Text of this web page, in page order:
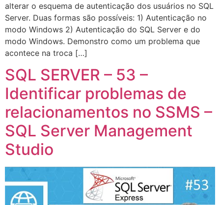
alterar o esquema de autenticação dos usuários no SQL
Server. Duas formas são possíveis: 1) Autenticação no
modo Windows 2) Autenticação do SQL Server e do
modo Windows. Demonstro como um problema que
acontece na troca […]
SQL SERVER – 53 –
Identificar problemas de
relacionamentos no SSMS –
SQL Server Management
Studio